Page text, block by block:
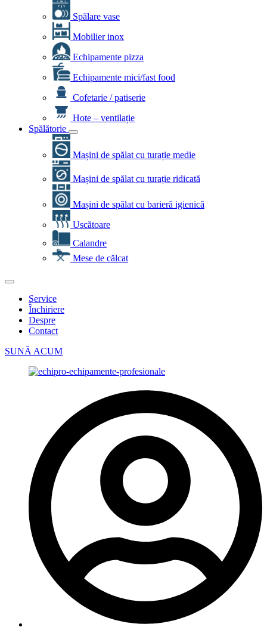
Spălare vase
Mobilier inox
Echipamente pizza
Echipamente mici/fast food
Cofetarie / patiserie
Hote – ventilație
Spălătorie
Mașini de spălat cu turație medie
Mașini de spălat cu turație ridicată
Mașini de spălat cu barieră igienică
Uscătoare
Calandre
Mese de călcat
Service
Închiriere
Despre
Contact
SUNĂ ACUM